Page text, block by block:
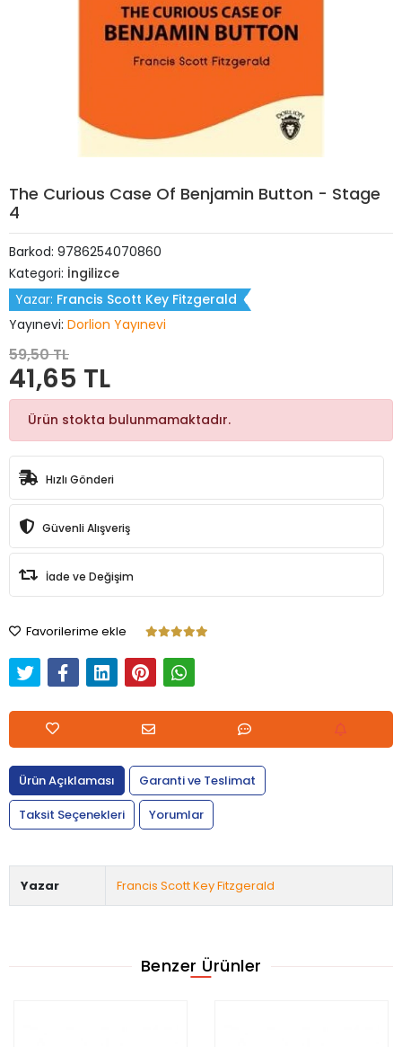
The Curious Case Of Benjamin Button - Stage
4
Barkod: 9786254070860
Kategori: İngilizce
Yazar: Francis Scott Key Fitzgerald
Yayınevi: Dorlion Yayınevi
59,50 TL
41,65 TL
Ürün stokta bulunmamaktadır.
Hızlı Gönderi
Güvenli Alışveriş
İade ve Değişim
Favorilerime ekle
Ürün Açıklaması
Garanti ve Teslimat
Taksit Seçenekleri
Yorumlar
Yazar Francis Scott Key Fitzgerald
Benzer Ürünler